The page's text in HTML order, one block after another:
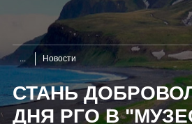
Новости
СТАНЬ
ДНЯ РГО В